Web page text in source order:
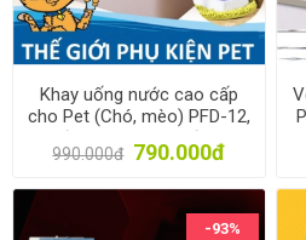
Khay uống nước cao cấp
cho Pet (Chó, mèo) PFD-12,
có đèn led, phun nước, lọc
nước
990.000đ 790.000đ
-93%